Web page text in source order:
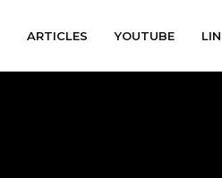
ARTICLES YOUTUBE